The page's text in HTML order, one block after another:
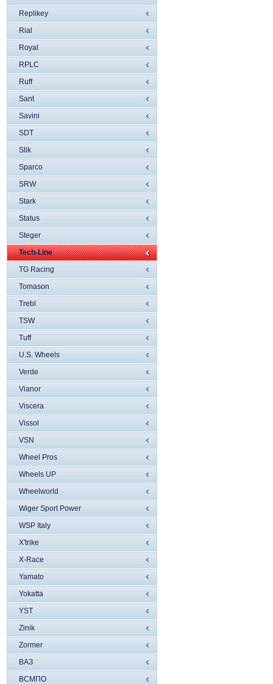
Replikey
Rial
Royal
RPLC
Ruff
Sant
Savini
SDT
Slik
Sparco
SRW
Stark
Status
Steger
Tech-Line
TG Racing
Tomason
Trebl
TSW
Tuff
U.S. Wheels
Verde
Vianor
Viscera
Vissol
VSN
Wheel Pros
Wheels UP
Wheelworld
Wiger Sport Power
WSP Italy
X'trike
X-Race
Yamato
Yokatta
YST
Zinik
Zormer
ВАЗ
ВСМПО